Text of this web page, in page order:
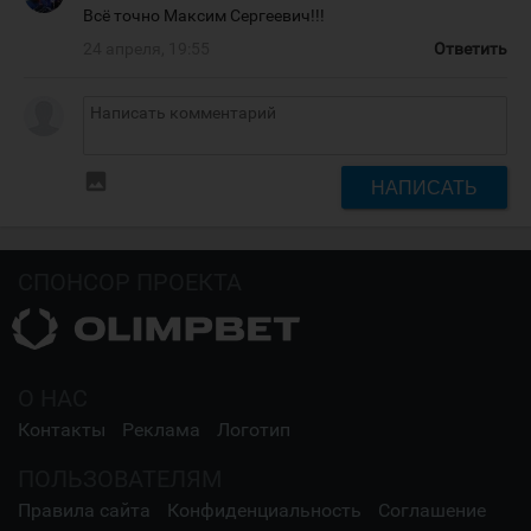
Всё точно Максим Сергеевич!!!
Ответить
НАПИСАТЬ
Контакты Реклама Логотип
Правила сайта Конфиденциальность Соглашение